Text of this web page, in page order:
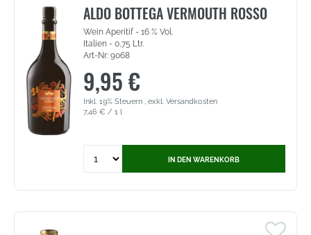
Bottega
(9083)
ALDO BOTTEGA VERMOUTH ROSSO
Wein Aperitif - 16 % Vol.
Italien - 0,75 Ltr.
Art-Nr: 9068
9,95 €
Inkl. 19% Steuern , exkl. Versandkosten
7,46 € / 1 l
for
Bottega
IN DEN WARENKORB